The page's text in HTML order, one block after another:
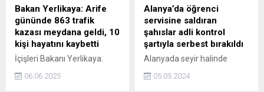
Bakan Yerlikaya: Arife
gününde 863 trafik
kazası meydana geldi, 10
kişi hayatını kaybetti
İçişleri Bakanı Yerlikaya:
kazası meydana geldi. Bu
06.06.2025
Alanya’da öğrenci
servisine saldıran
şahıslar adli kontrol
şartıyla serbest bırakıldı
Alanyada seyir halinde
bulunduğu servisinin şoförü
05.05.2024